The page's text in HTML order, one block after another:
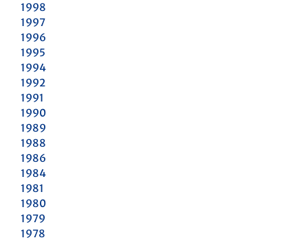
1998
1997
1996
1995
1994
1992
1991
1990
1989
1988
1986
1984
1981
1980
1979
1978